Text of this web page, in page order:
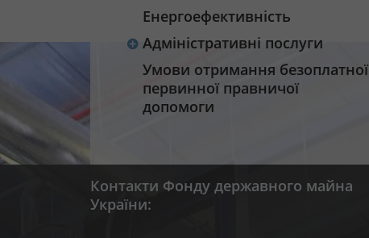
Енергоефективність
Адміністративні послуги
Умови отримання безоплатної
первинної правничої
допомоги
Контакти Фонду державного майна
України: